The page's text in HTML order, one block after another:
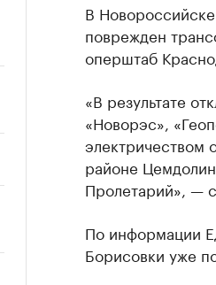
В
поврежден
оперштаб
«В результате
«Новорэс»,
электричеством
районе
Пролетарий», —
По информации
Борисовки уже